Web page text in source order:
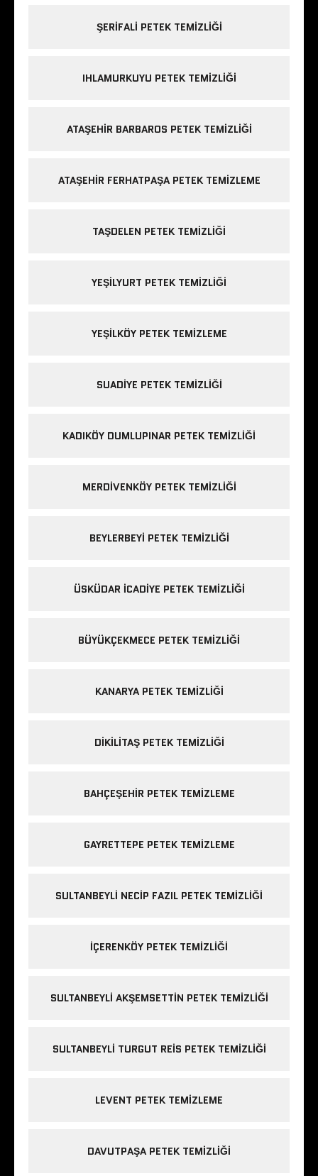
ŞERIFALI PETEK TEMIZLIĞI
IHLAMURKUYU PETEK TEMIZLIĞI
ATAŞEHIR BARBAROS PETEK TEMIZLIĞI
ATAŞEHIR FERHATPAŞA PETEK TEMIZLEME
TAŞDELEN PETEK TEMIZLIĞI
YEŞILYURT PETEK TEMIZLIĞI
YEŞILKÖY PETEK TEMIZLEME
SUADIYE PETEK TEMIZLIĞI
KADIKÖY DUMLUPINAR PETEK TEMIZLIĞI
MERDIVENKÖY PETEK TEMIZLIĞI
BEYLERBEYI PETEK TEMIZLIĞI
ÜSKÜDAR ICADIYE PETEK TEMIZLIĞI
BÜYÜKÇEKMECE PETEK TEMIZLIĞI
KANARYA PETEK TEMIZLIĞI
DIKILITAŞ PETEK TEMIZLIĞI
BAHÇEŞEHIR PETEK TEMIZLEME
GAYRETTEPE PETEK TEMIZLEME
SULTANBEYLI NECIP FAZIL PETEK TEMIZLIĞI
IÇERENKÖY PETEK TEMIZLIĞI
SULTANBEYLI AKŞEMSETTIN PETEK TEMIZLIĞI
SULTANBEYLI TURGUT REIS PETEK TEMIZLIĞI
LEVENT PETEK TEMIZLEME
DAVUTPAŞA PETEK TEMIZLIĞI